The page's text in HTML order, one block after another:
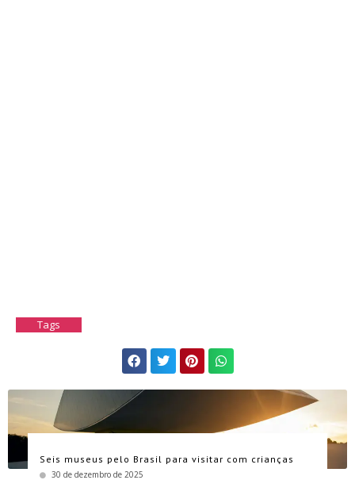
Tags
Seis museus pelo Brasil para visitar com crianças
30 de dezembro de 2025